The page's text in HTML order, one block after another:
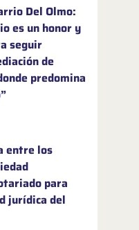
Del Olmo:
es un honor y
seguir
de
predomina
entre los
para
jurídica del